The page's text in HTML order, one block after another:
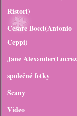
Ristori)
Cesare Bocci(Antonio
Ceppi)
Jane
společné fotky
Scany
Video